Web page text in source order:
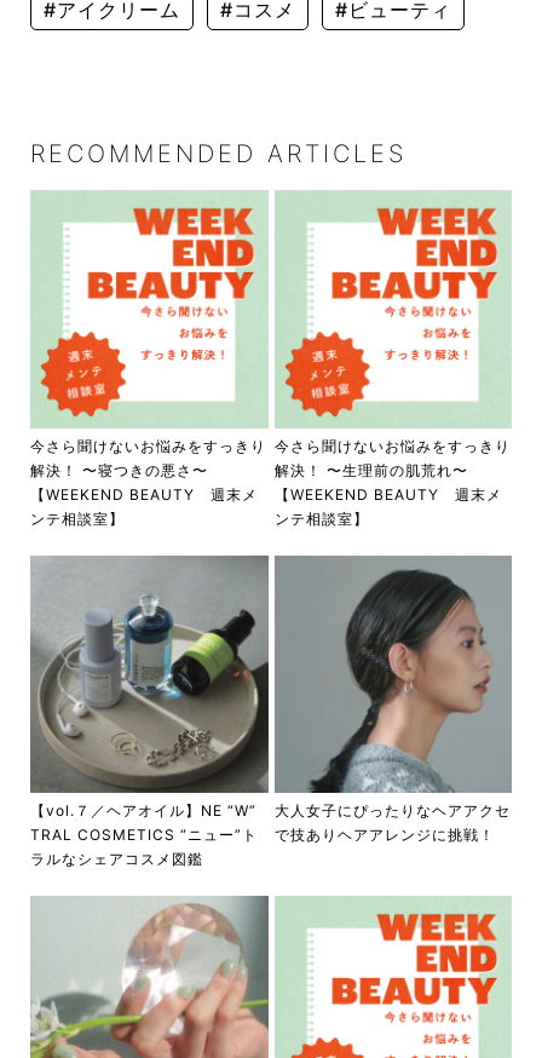
#アイクリーム #コスメ #ビューティ
RECOMMENDED ARTICLES
今さら聞けないお悩みをすっきり
解決！ 〜寝つきの悪さ〜
【WEEKEND BEAUTY 週末メ
ンテ相談室】
今さら聞けないお悩みをすっきり
解決！ 〜生理前の肌荒れ〜
【WEEKEND BEAUTY 週末メ
ンテ相談室】
【vol.７／ヘアオイル】NE “W”
TRAL COSMETICS “ニュー”ト
ラルなシェアコスメ図鑑
大人女子にぴったりなヘアアクセ
で技ありヘアアレンジに挑戦！